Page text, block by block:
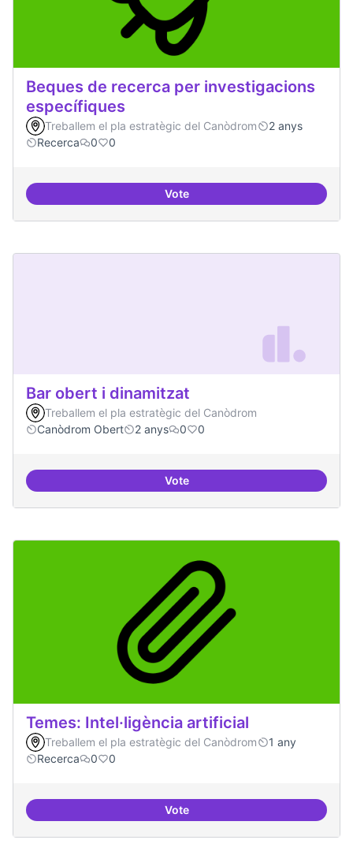
Beques de recerca per investigacions
específiques
Treballem el pla estratègic del Canòdrom
2 anys
Recerca
0 0
VoteBeques de recerca per
Bar obert i dinamitzat
Treballem el pla estratègic del Canòdrom
Canòdrom Obert
2 anys 0 0
VoteBar obert i dinamitzat
Temes: Intel·ligència artificial
Treballem el pla estratègic del Canòdrom
1 any
Recerca
0 0
VoteTemes: Intel·ligència artificial